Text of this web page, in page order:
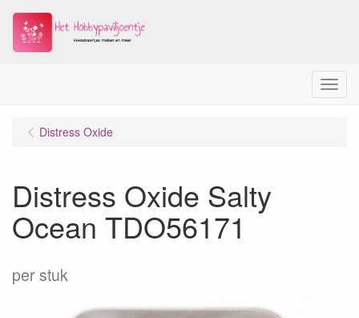
Menu
Distress Oxide
Distress Oxide Salty
Ocean TDO56171
per stuk